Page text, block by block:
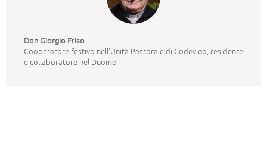
Don Giorgio Friso
Cooperatore festivo nell'Unità Pastorale di Codevigo, residente
e collaboratore nel Duomo